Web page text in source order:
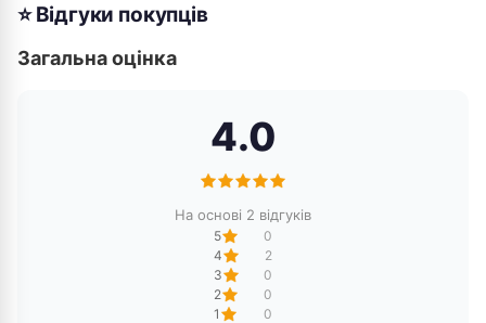
⭐ Відгуки покупців
Загальна оцінка
4.0
На основі 2 відгуків
5
0
4
2
3
0
2
0
1
0